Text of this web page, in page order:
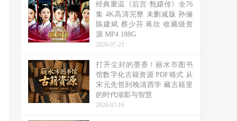
经典重温《后宫·甄嬛传》全76
集 4K高清完整 未删减版 孙俪
陈建斌 蔡少芬 蒋欣 收藏级资
源 MP4 188G
2026-07-23
打开尘封的墨香！丽水市图书
馆数字化古籍资源 PDF格式 从
宋元先哲到晚清西学 藏古籍里
的时代缩影与智慧
2026-07-16